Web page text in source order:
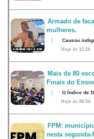
Armado de
mulheres.
Causou
Hoje às 12:24
Mais de 80
Finais do
O Índice de
Hoje às 08:54
FPM:
nesta segunda-